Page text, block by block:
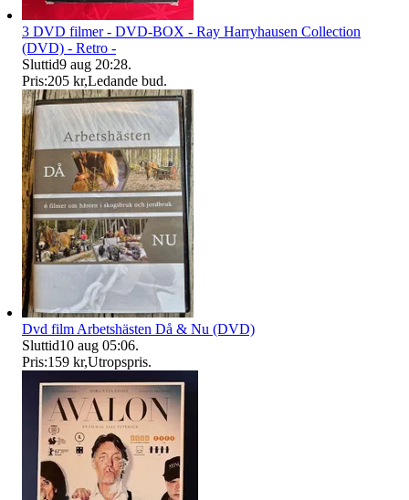
3 DVD filmer - DVD-BOX - Ray Harryhausen Collection
(DVD) - Retro -
Sluttid9 aug 20:28.
Pris:205 kr,Ledande bud.
Dvd film Arbetshästen Då & Nu (DVD)
Sluttid10 aug 05:06.
Pris:159 kr,Utropspris.